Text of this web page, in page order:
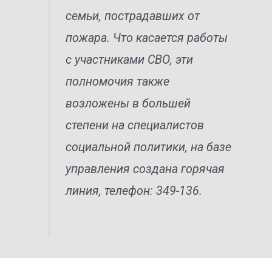
семьи, пострадавших от
пожара. Что касается работы
с участниками СВО, эти
полномочия также
возложены в большей
степени на специалистов
социальной политики, на базе
управления создана горячая
линия, телефон: 349-136.